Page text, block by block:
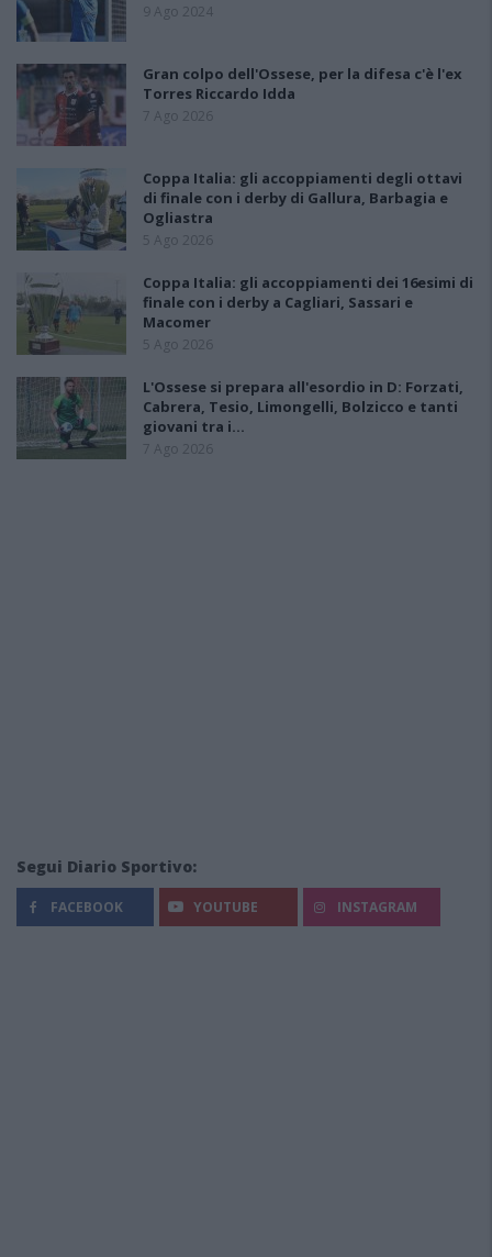
9 Ago 2024
Gran colpo dell'Ossese, per la difesa c'è l'ex
Torres Riccardo Idda
7 Ago 2026
Coppa Italia: gli accoppiamenti degli ottavi
di finale con i derby di Gallura, Barbagia e
Ogliastra
5 Ago 2026
Coppa Italia: gli accoppiamenti dei 16esimi di
finale con i derby a Cagliari, Sassari e
Macomer
5 Ago 2026
L'Ossese si prepara all'esordio in D: Forzati,
Cabrera, Tesio, Limongelli, Bolzicco e tanti
giovani tra i…
7 Ago 2026
Segui Diario Sportivo:
FACEBOOK YOUTUBE INSTAGRAM